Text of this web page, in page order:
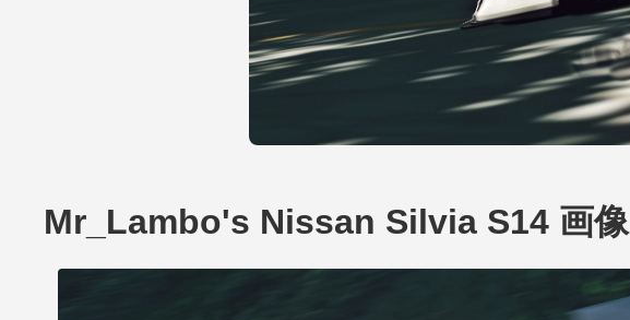
Mr_Lambo's Nissan Silvia S14 画像